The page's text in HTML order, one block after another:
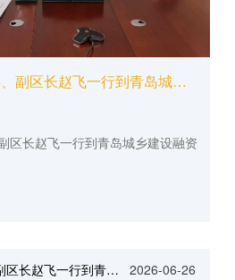
青岛市市北区委常委、副区长赵飞一行到青岛城乡建设融资租赁有限公司走访调研
区长赵飞一行到青岛城乡建设融资
青岛市市北区委常委、副区长赵飞一行到青岛城乡建设融资租赁有限公司走访调研 2026-06-26